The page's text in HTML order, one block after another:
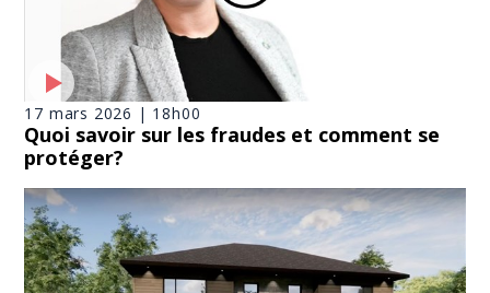
17 mars 2026 | 18h00
Quoi savoir sur les fraudes et comment se
protéger?